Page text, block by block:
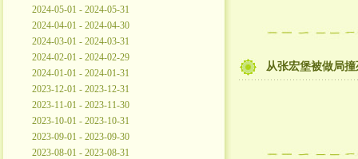
2024-05-01 - 2024-05-31
2024-04-01 - 2024-04-30
2024-03-01 - 2024-03-31
2024-02-01 - 2024-02-29
2024-01-01 - 2024-01-31
2023-12-01 - 2023-12-31
2023-11-01 - 2023-11-30
2023-10-01 - 2023-10-31
2023-09-01 - 2023-09-30
2023-08-01 - 2023-08-31
从张宏堡被做局